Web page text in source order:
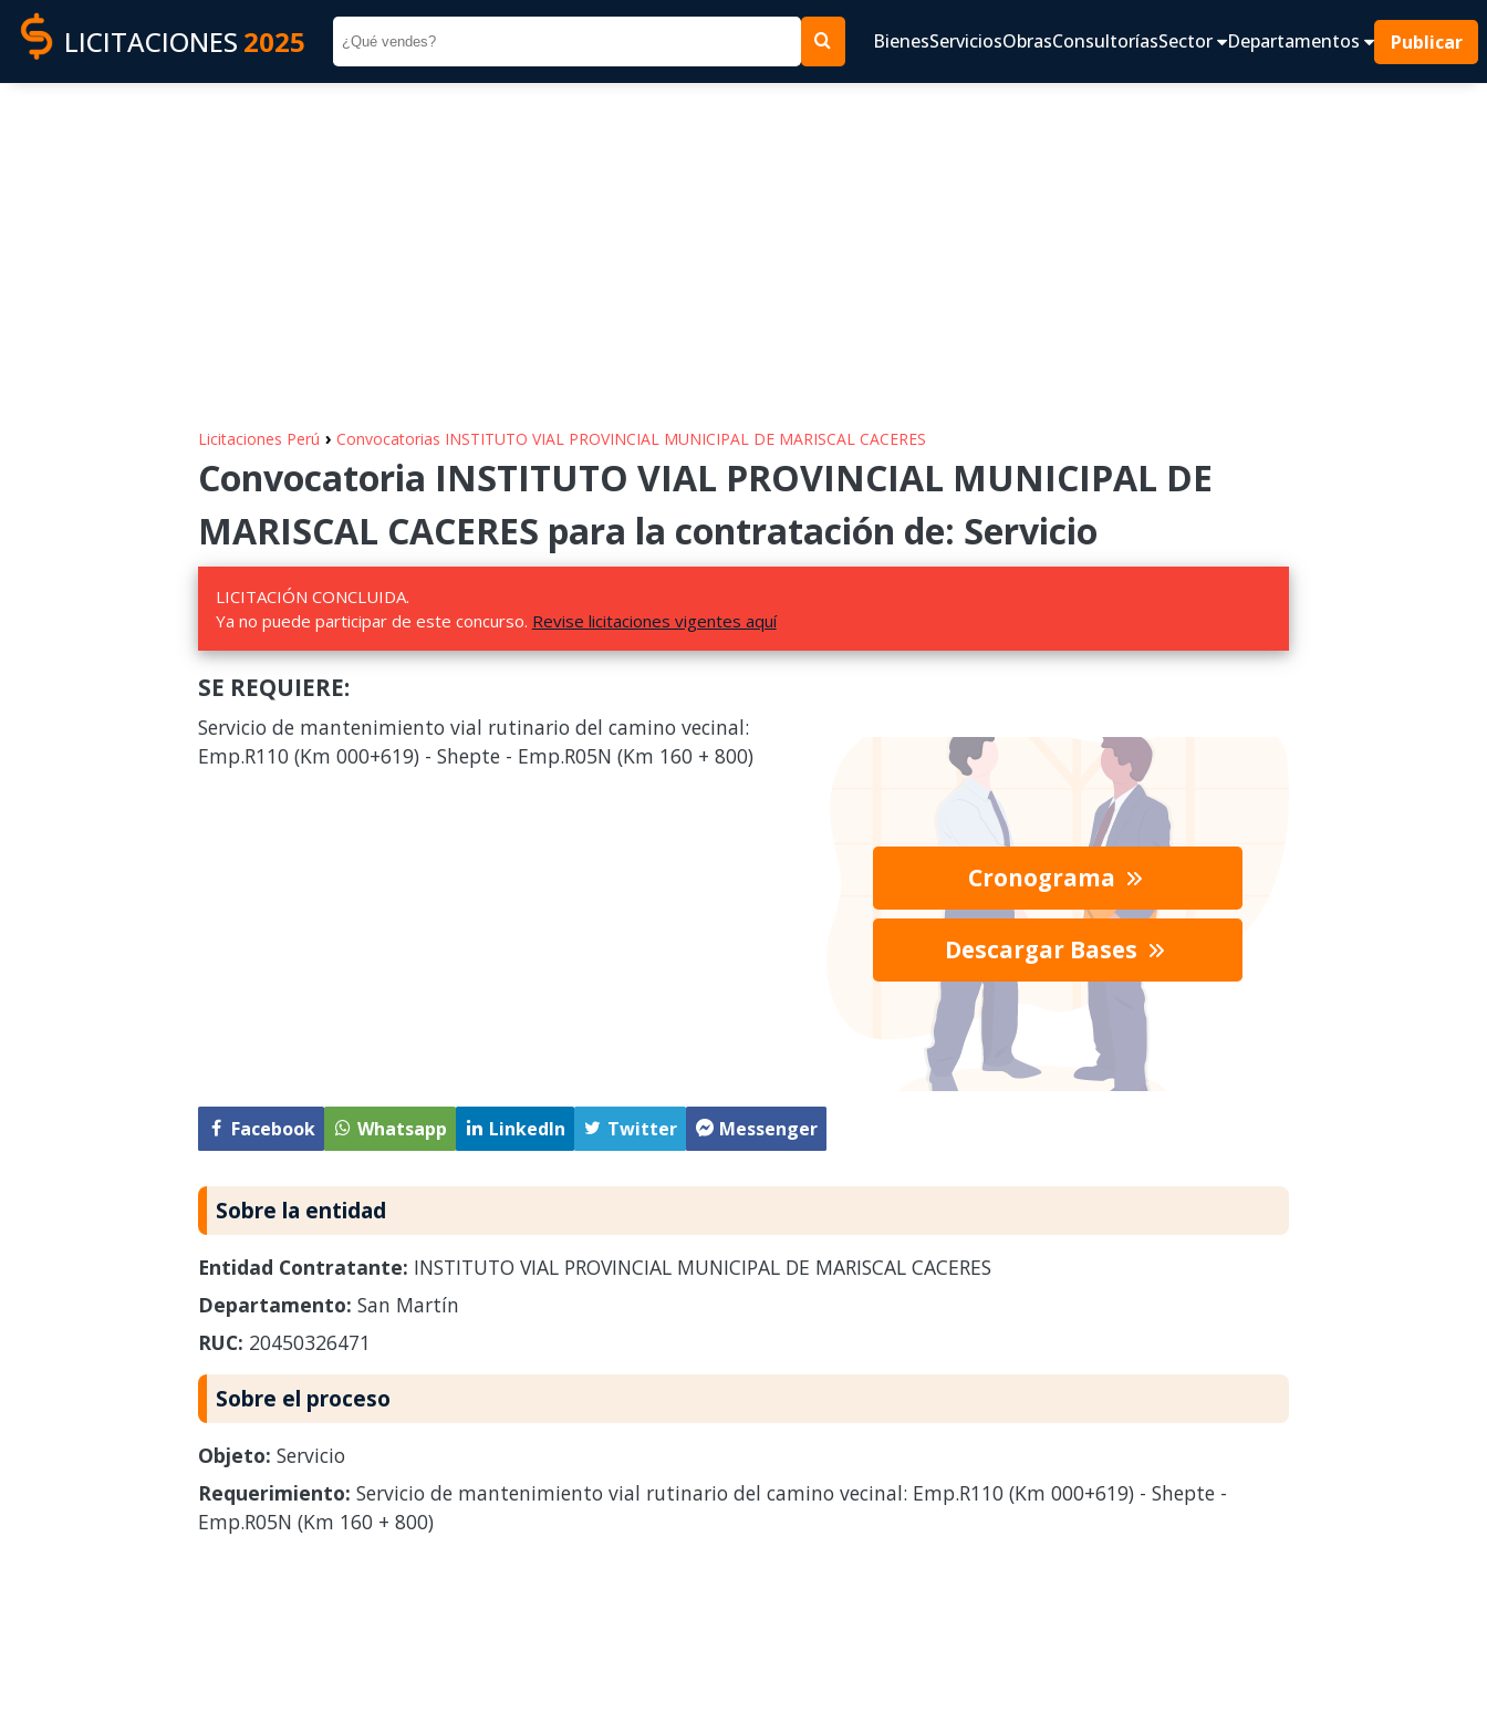
LICITACIONES 2025 BienesServiciosObrasConsultoríasSector Departamentos Publicar
Licitaciones Perú › Convocatorias INSTITUTO VIAL PROVINCIAL MUNICIPAL DE MARISCAL CACERES
Convocatoria INSTITUTO VIAL PROVINCIAL MUNICIPAL DE
MARISCAL CACERES para la contratación de: Servicio
LICITACIÓN CONCLUIDA.
Ya no puede participar de este concurso. Revise licitaciones vigentes aquí
SE REQUIERE:
Servicio de mantenimiento vial rutinario del camino vecinal:
Emp.R110 (Km 000+619) - Shepte - Emp.R05N (Km 160 + 800)
Facebook Whatsapp LinkedIn Twitter Messenger
Cronograma
Descargar Bases
Sobre la entidad
Entidad Contratante: INSTITUTO VIAL PROVINCIAL MUNICIPAL DE MARISCAL CACERES
Departamento: San Martín
RUC: 20450326471
Sobre el proceso
Objeto: Servicio
Requerimiento: Servicio de mantenimiento vial rutinario del camino vecinal: Emp.R110 (Km 000+619) - Shepte -
Emp.R05N (Km 160 + 800)